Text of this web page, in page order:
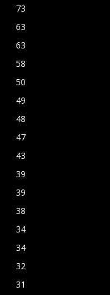
73
63
63
58
50
49
48
47
43
39
39
38
34
34
32
31